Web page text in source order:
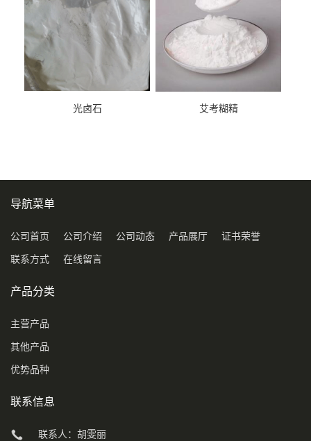
光卤石 艾考糊精
导航菜单
公司首页 公司介绍 公司动态 产品展厅 证书荣誉
联系方式 在线留言
产品分类
主营产品
其他产品
优势品种
联系信息
联系人：胡雯丽